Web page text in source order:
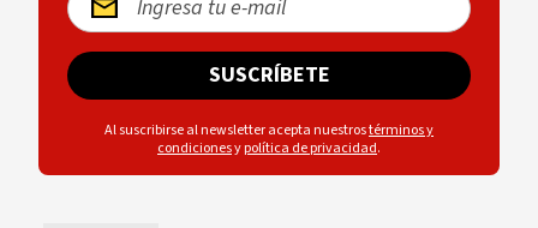
SUSCRÍBETE
Al suscribirse al newsletter acepta nuestrostérminos y
condicionesypolítica de privacidad.